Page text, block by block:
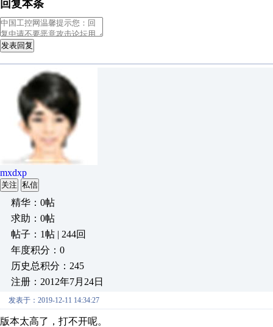
回复本条
发表回复
mxdxp
关注 私信
精华：0帖
求助：0帖
帖子：1帖 | 244回
年度积分：0
历史总积分：245
注册：2012年7月24日
发表于：2019-12-11 14:34:27
版本太高了，打不开呢。